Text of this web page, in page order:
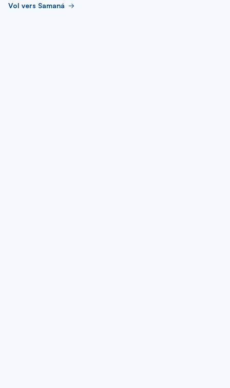
Vol vers Samaná